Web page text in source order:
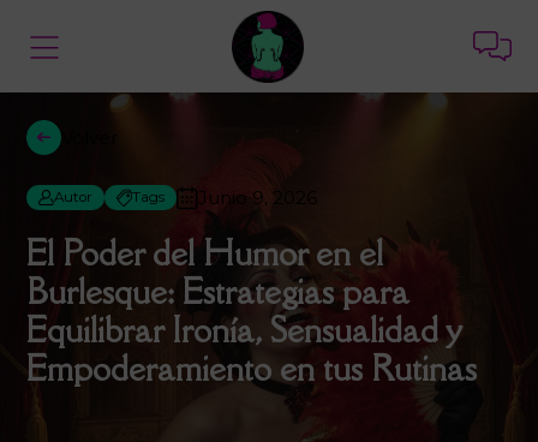
Autor Tags Junio 9, 2026
El Poder del Humor en el
Burlesque: Estrategias para
Equilibrar Ironía, Sensualidad y
Empoderamiento en tus Rutinas